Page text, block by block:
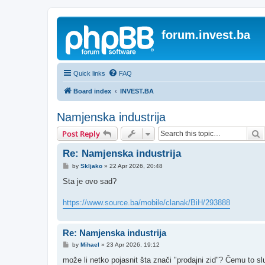
forum.invest.ba
Quick links FAQ
Board index INVEST.BA
Namjenska industrija
Post Reply
Re: Namjenska industrija
P
s
by Skljako» 22 Apr 2026, 20:48
Sta je ovo sad?
https://www.source.ba/mobile/clanak/BiH/293888
Re: Namjenska industrija
P
s
by Mihael » 23 Apr 2026, 19:12
može li netko pojasnit šta znači "prodajni zid"? Čemu to